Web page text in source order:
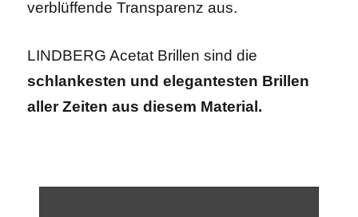
verblüffende Transparenz aus.
LINDBERG Acetat Brillen sind die
schlankesten und elegantesten Brillen
aller Zeiten aus diesem Material.